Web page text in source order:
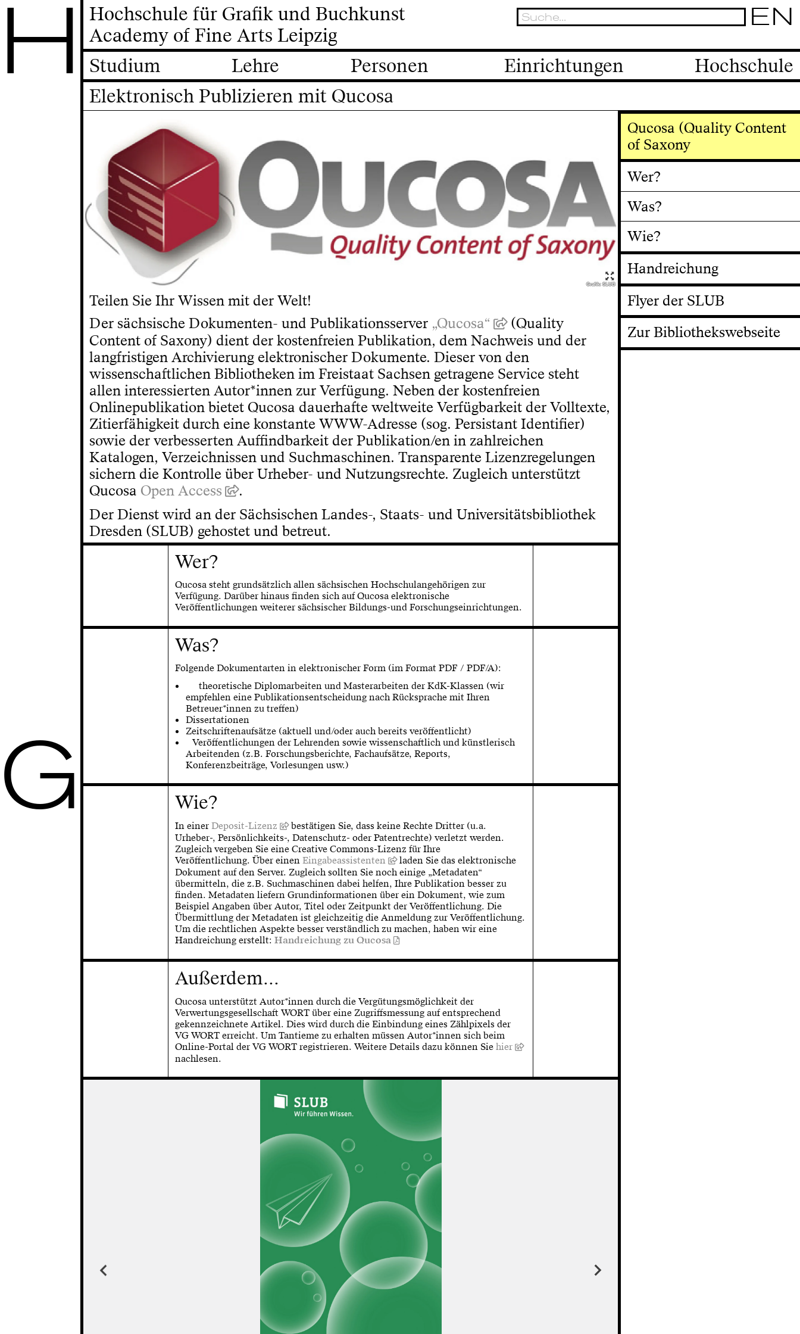
H
G
Hochschule für Grafik und Buchkunst
Academy of Fine Arts Leipzig
EN
Studium Lehre Personen Einrichtungen
Hochschule
Elektronisch Publizieren mit Qucosa
Grafik: SLUB
Teilen Sie Ihr Wissen mit der Welt!
Der sächsische Dokumenten- und Publikationsserver „Qucosa“
(Quality
Content of Saxony) dient der kostenfreien Publikation, dem Nachweis und der
langfristigen Archivierung elektronischer Dokumente. Dieser von den
wissenschaftlichen Bibliotheken im Freistaat Sachsen getragene Service steht
allen interessierten Autor*innen zur Verfügung. Neben der kostenfreien
Onlinepublikation bietet Qucosa dauerhafte weltweite Verfügbarkeit der Volltexte,
Zitierfähigkeit durch eine konstante WWW-Adresse (sog. Persistant Identifier)
sowie der verbesserten Auffindbarkeit der Publikation/en in zahlreichen
Katalogen, Verzeichnissen und Suchmaschinen. Transparente Lizenzregelungen
sichern die Kontrolle über Urheber- und Nutzungsrechte. Zugleich unterstützt
Qucosa Open Access
.
Der Dienst wird an der Sächsischen Landes-, Staats- und Universitätsbibliothek
Dresden (SLUB) gehostet und betreut.
Wer?
Qucosa steht grundsätzlich allen sächsischen Hochschulangehörigen zur
Verfügung. Darüber hinaus finden sich auf Qucosa elektronische
Veröffentlichungen weiterer sächsischer Bildungs-und Forschungseinrichtungen.
Was?
Folgende Dokumentarten in elektronischer Form (im Format PDF / PDF/A):
theoretische Diplomarbeiten und Masterarbeiten der KdK-Klassen (wir
empfehlen eine Publikationsentscheidung nach Rücksprache mit Ihren
Betreuer*innen zu treffen)
Dissertationen
Zeitschriftenaufsätze (aktuell und/oder auch bereits veröffentlicht)
Veröffentlichungen der Lehrenden sowie wissenschaftlich und künstlerisch
Arbeitenden (z.B. Forschungsberichte, Fachaufsätze, Reports,
Konferenzbeiträge, Vorlesungen usw.)
Wie?
In einerDeposit-Lizenz
bestätigen Sie, dass keine Rechte Dritter (u.a.
Urheber-, Persönlichkeits-, Datenschutz- oder Patentrechte) verletzt werden.
Zugleich vergeben Sie eine Creative Commons-Lizenz für Ihre
Veröffentlichung. Über einenEingabeassistenten
laden Sie das elektronische
Dokument auf den Server. Zugleich sollten Sie noch einige „Metadaten“
übermitteln, die z.B. Suchmaschinen dabei helfen, Ihre Publikation besser zu
finden. Metadaten liefern Grundinformationen über ein Dokument, wie zum
Beispiel Angaben über Autor, Titel oder Zeitpunkt der Veröffentlichung. Die
Übermittlung der Metadaten ist gleichzeitig die Anmeldung zur Veröffentlichung.
Um die rechtlichen Aspekte besser verständlich zu machen, haben wir eine
Handreichung erstellt: Handreichung zu Qucosa
Außerdem...
Qucosa unterstützt Autor*innen durch die Vergütungsmöglichkeit der
Verwertungsgesellschaft WORT über eine Zugriffsmessung auf entsprechend
gekennzeichnete Artikel. Dies wird durch die Einbindung eines Zählpixels der
VG WORT erreicht. Um Tantieme zu erhalten müssen Autor*innen sich beim
Online-Portal der VG WORT registrieren. Weitere Details dazu können Siehier
nachlesen.
Qucosa (Quality Content
of Saxony
Wer?
Was?
Wie?
Handreichung
Flyer der SLUB
Zur Bibliothekswebseite